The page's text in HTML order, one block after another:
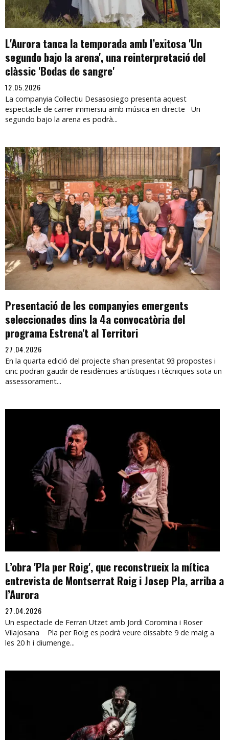
L'Aurora tanca la temporada amb l’exitosa 'Un
segundo bajo la arena', una reinterpretació del
clàssic 'Bodas de sangre'
12.05.2026
La companyia Col·lectiu Desasosiego presenta aquest
espectacle de carrer immersiu amb música en directe Un
segundo bajo la arena es podrà...
Presentació de les companyies emergents
seleccionades dins la 4a convocatòria del
programa Estrena't al Territori
27.04.2026
En la quarta edició del projecte s’han presentat 93 propostes i
cinc podran gaudir de residències artístiques i tècniques sota un
assessorament...
L’obra 'Pla per Roig', que reconstrueix la mítica
entrevista de Montserrat Roig i Josep Pla, arriba a
l’Aurora
27.04.2026
Un espectacle de Ferran Utzet amb Jordi Coromina i Roser
Vilajosana Pla per Roig es podrà veure dissabte 9 de maig a
les 20 h i diumenge...